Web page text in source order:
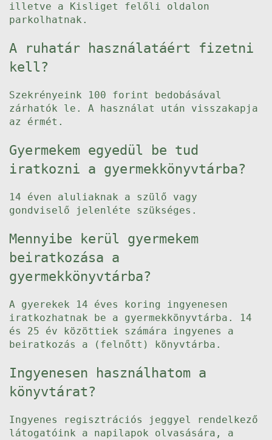
illetve a Kisliget felőli oldalon
parkolhatnak.
A ruhatár használatáért fizetni
kell?
Szekrényeink 100 forint bedobásával
zárhatók le. A használat után visszakapja
az érmét.
Gyermekem egyedül be tud
iratkozni a gyermekkönyvtárba?
14 éven aluliaknak a szülő vagy
gondviselő jelenléte szükséges.
Mennyibe kerül gyermekem
beiratkozása a
gyermekkönyvtárba?
A gyerekek 14 éves koring ingyenesen
iratkozhatnak be a gyermekkönyvtárba. 14
és 25 év közöttiek számára ingyenes a
beiratkozás a (felnőtt) könyvtárba.
Ingyenesen használhatom a
könyvtárat?
Ingyenes regisztrációs jeggyel rendelkező
látogatóink a napilapok olvasására, a